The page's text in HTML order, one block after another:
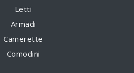
Letti
Armadi
Camerette
Comodini